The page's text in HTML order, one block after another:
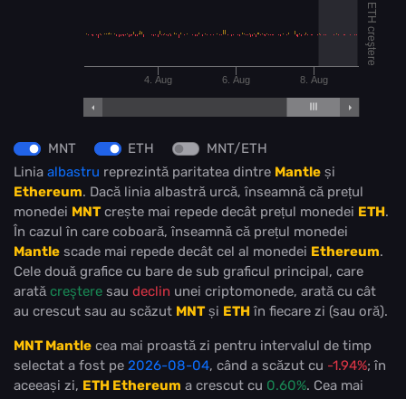
ETH creştere
4. Aug 6. Aug 8. Aug
MNT ETH
MNT/ETH
Linia albastru reprezintă paritatea dintre Mantle și
Ethereum. Dacă linia albastră urcă, înseamnă că prețul
monedei MNTcrește mai repede decât prețul monedei ETH.
În cazul în care coboară, înseamnă că prețul monedei
Mantle scade mai repede decât cel al monedei Ethereum.
Cele două grafice cu bare de sub graficul principal, care
aratăcreştere sau declin unei criptomonede, arată cu cât
au crescut sau au scăzut MNTși ETHîn fiecare zi (sau oră).
MNT Mantle cea mai proastă zi pentru intervalul de timp
selectat a fost pe 2026-08-04, când a scăzut cu -1.94%; în
aceeași zi, ETH Ethereum a crescut cu 0.60%. Cea mai